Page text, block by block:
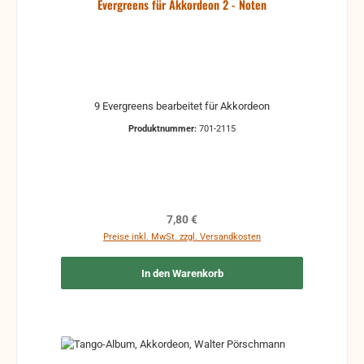
Evergreens für Akkordeon 2 - Noten
9 Evergreens bearbeitet für Akkordeon
Produktnummer: 701-2115
Regulärer Preis:
7,80 €
Preise inkl. MwSt. zzgl. Versandkosten
In den Warenkorb